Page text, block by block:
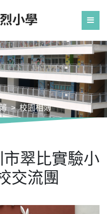
校園相簿
翠比實驗小
交流團